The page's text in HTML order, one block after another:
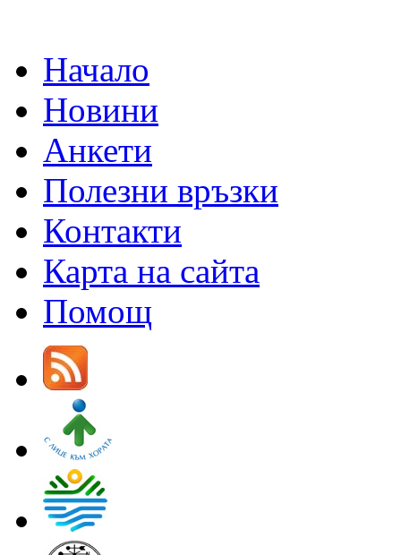
Начало
Новини
Анкети
Полезни връзки
Контакти
Карта на сайта
Помощ